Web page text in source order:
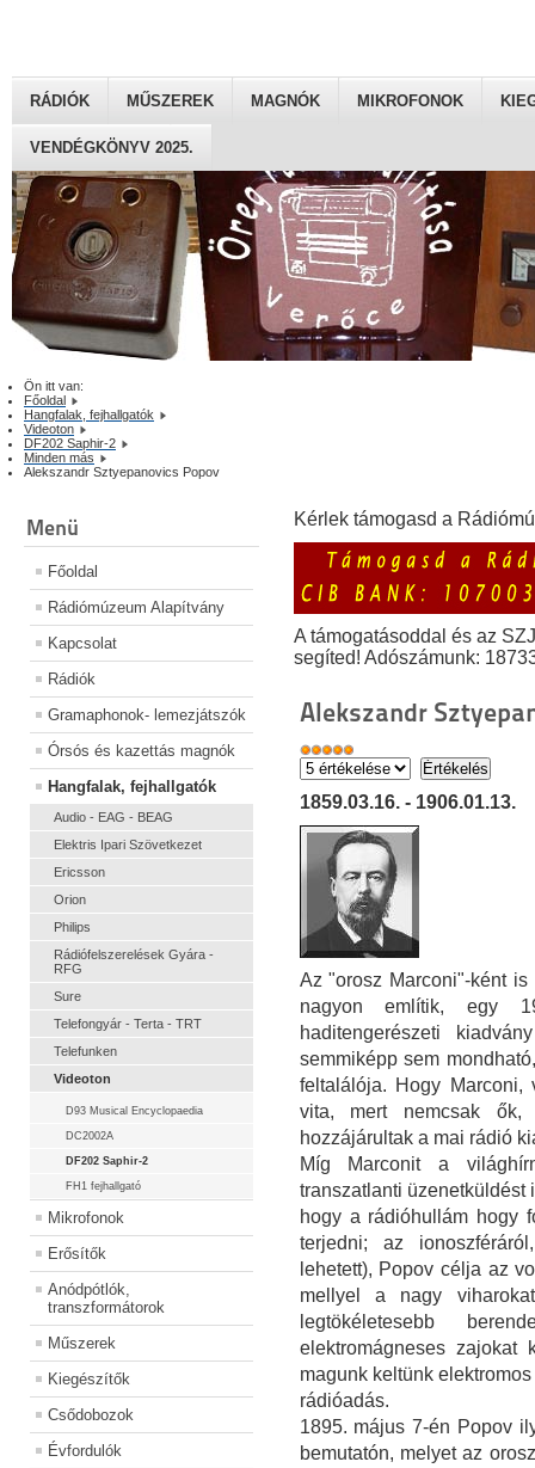
RÁDIÓK MŰSZEREK MAGNÓK MIKROFONOK
VENDÉGKÖNYV 2025.
Ön itt van:
Főoldal
Hangfalak, fejhallgatók
Videoton
DF202 Saphir-2
Minden más
Alekszandr Sztyepanovics Popov
Menü
Főoldal
Rádiómúzeum Alapítvány
Kapcsolat
Rádiók
Gramaphonok- lemezjátszók
Órsós és kazettás magnók
Hangfalak, fejhallgatók
Audio - EAG - BEAG
Elektris Ipari Szövetkezet
Ericsson
Orion
Philips
Rádiófelszerelések Gyára -
RFG
Sure
Telefongyár - Terta - TRT
Telefunken
Videoton
D93 Musical Encyclopaedia
DC2002A
DF202 Saphir-2
FH1 fejhallgató
Mikrofonok
Erősítők
Anódpótlók,
transzformátorok
Műszerek
Kiegészítők
Csődobozok
Évfordulók
Kérlek támogasd a
A támogatásoddal és az
segíted! Adószámunk:
Alekszandr
1859.03.16. - 1906.01.13.
Az "orosz Marconi"-ként
nagyon említik, egy
haditengerészeti
semmiképp sem
feltalálója. Hogy Marconi,
vita, mert nemcsak
hozzájárultak a mai rádió
Míg Marconit a
transzatlanti üzenetküldést
hogy a rádióhullám hogy
terjedni; az
lehetett), Popov célja az
mellyel a nagy
legtökéletesebb
elektromágneses
magunk keltünk
rádióadás.
1895. május 7-én Popov
bemutatón, melyet az